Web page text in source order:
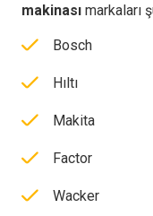
makinası markaları
Bosch
Hıltı
Makita
Factor
Wacker